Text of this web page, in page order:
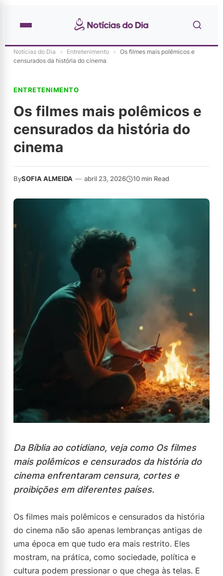
Notícias do Dia » Entretenimento » Os filmes mais polêmicos e
censurados da história do cinema
ENTRETENIMENTO
Os filmes mais polêmicos e
censurados da história do
cinema
BySOFIA ALMEIDA — abril 23, 2026 10 min Read
Da Bíblia ao cotidiano, veja como Os filmes
mais polêmicos e censurados da história do
cinema enfrentaram censura, cortes e
proibições em diferentes países.
Os filmes mais polêmicos e censurados da história
do cinema não são apenas lembranças antigas de
uma época em que tudo era mais restrito. Eles
mostram, na prática, como sociedade, política e
cultura podem pressionar o que chega às telas. E